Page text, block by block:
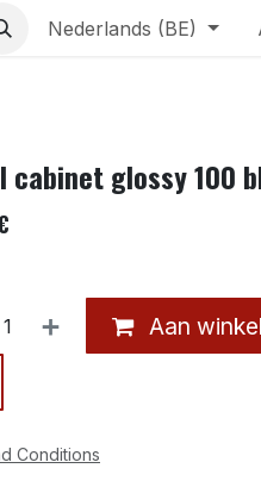
Nederlands (BE)
cabinet glossy 100
Aan
Conditions